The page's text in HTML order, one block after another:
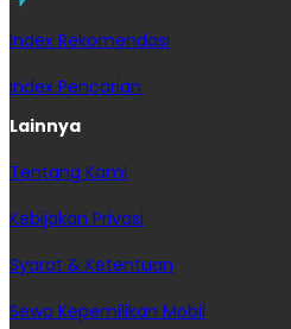
Index Rekomendasi
Index Pencarian
Lainnya
Tentang Kami
Kebijakan Privasi
Syarat & Ketentuan
Sewa Kepemilikan Mobil